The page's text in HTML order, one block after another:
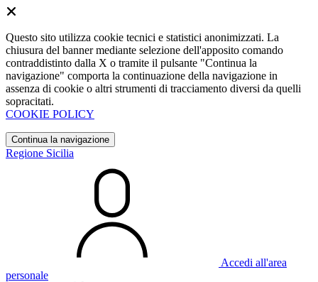
Questo sito utilizza cookie tecnici e statistici anonimizzati. La
chiusura del banner mediante selezione dell'apposito comando
contraddistinto dalla X o tramite il pulsante "Continua la
navigazione" comporta la continuazione della navigazione in
assenza di cookie o altri strumenti di tracciamento diversi da quelli
sopracitati.
COOKIE POLICY
Continua la navigazione
Regione Sicilia
Accedi all'area
personale